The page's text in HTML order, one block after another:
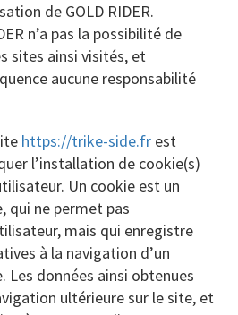
de GOLD RIDER.
n’a pas la possibilité de
sites ainsi visités, et
aucune responsabilité
https://trike-side.fr est
l’installation de cookie(s)
Un cookie est un
qui ne permet pas
mais qui enregistre
à la navigation d’un
Les données ainsi obtenues
ultérieure sur le site, et